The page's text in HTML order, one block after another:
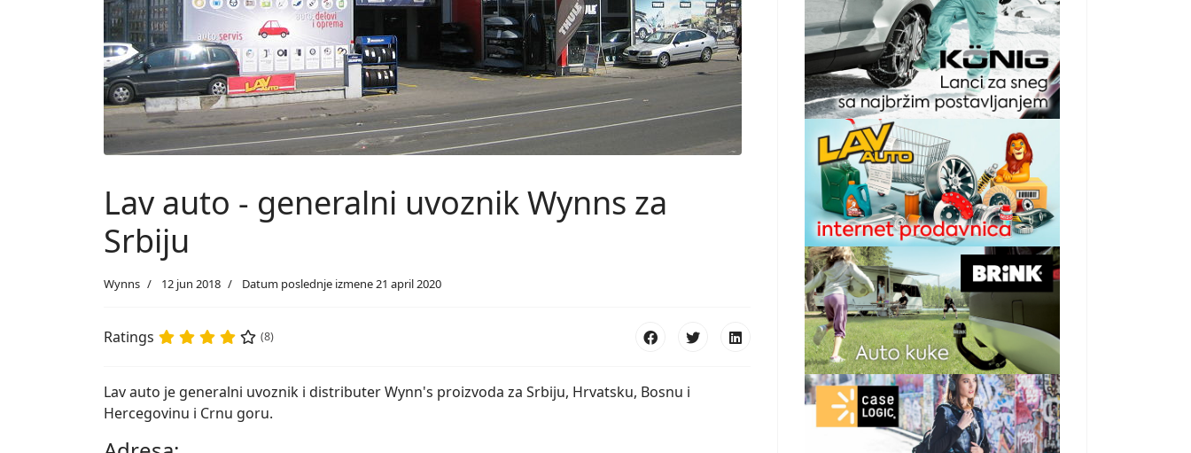
Lav auto - generalni uvoznik Wynns za
Srbiju
Wynns 12 jun 2018 Datum poslednje izmene 21 april 2020
Ratings (8)
Lav auto je generalni uvoznik i distributer Wynn's proizvoda za Srbiju, Hrvatsku, Bosnu i
Hercegovinu i Crnu goru.